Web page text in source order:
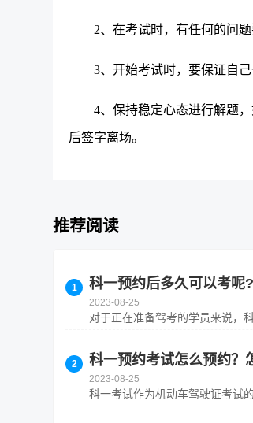
2、在考试时，有任何的问题
3、开始考试时，要保证自
4、保持稳定心态进行解题
后签字离场。
推荐阅读
科一预约后多久可以考呢?
2023-08-25
对于正在准备驾考的学员来说，
科一预约考试怎么预约？
2023-08-25
科一考试作为机动车驾驶证考试